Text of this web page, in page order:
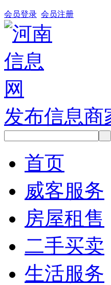
会员登录 会员注册
发布信息商
首页
威客服务
房屋租售
二手买卖
生活服务